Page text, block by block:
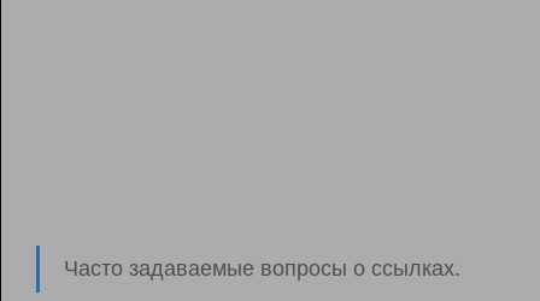
Часто задаваемые вопросы о ссылках.